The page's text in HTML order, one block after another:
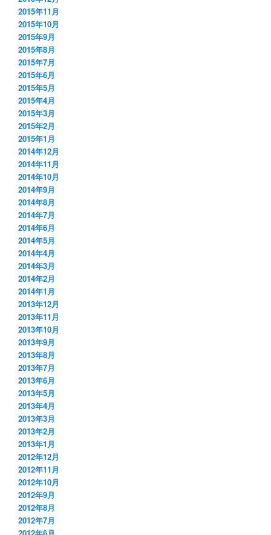
2015年11月
2015年10月
2015年9月
2015年8月
2015年7月
2015年6月
2015年5月
2015年4月
2015年3月
2015年2月
2015年1月
2014年12月
2014年11月
2014年10月
2014年9月
2014年8月
2014年7月
2014年6月
2014年5月
2014年4月
2014年3月
2014年2月
2014年1月
2013年12月
2013年11月
2013年10月
2013年9月
2013年8月
2013年7月
2013年6月
2013年5月
2013年4月
2013年3月
2013年2月
2013年1月
2012年12月
2012年11月
2012年10月
2012年9月
2012年8月
2012年7月